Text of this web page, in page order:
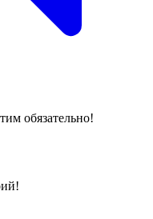
обязательно!